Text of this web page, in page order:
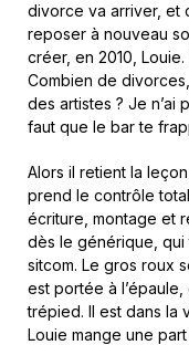
divorce va arriver, et
reposer à nouveau
créer, en 2010,
Combien de
des artistes ? Je n’ai
faut que le bar te
Alors il retient la
prend le contrôle
écriture, montage et
dès le générique, qui
sitcom. Le gros roux
est portée à
trépied. Il est dans la
Louie mange une